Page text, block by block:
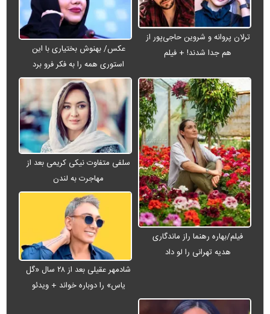
ترلان پروانه و شروین حاجی‌پور از
هم جدا شدند! + فیلم
عکس/ بهنوش بختیاری با این
استوری همه را به فکر فرو برد
فیلم/بهاره رهنما راز ماندگاری
هدیه تهرانی را لو داد
سلفی متفاوت نیکی کریمی بعد از
مهاجرت به لندن
شادمهر عقیلی بعد از ۲۸ سال «گل
یاس» را دوباره خواند + ویدئو